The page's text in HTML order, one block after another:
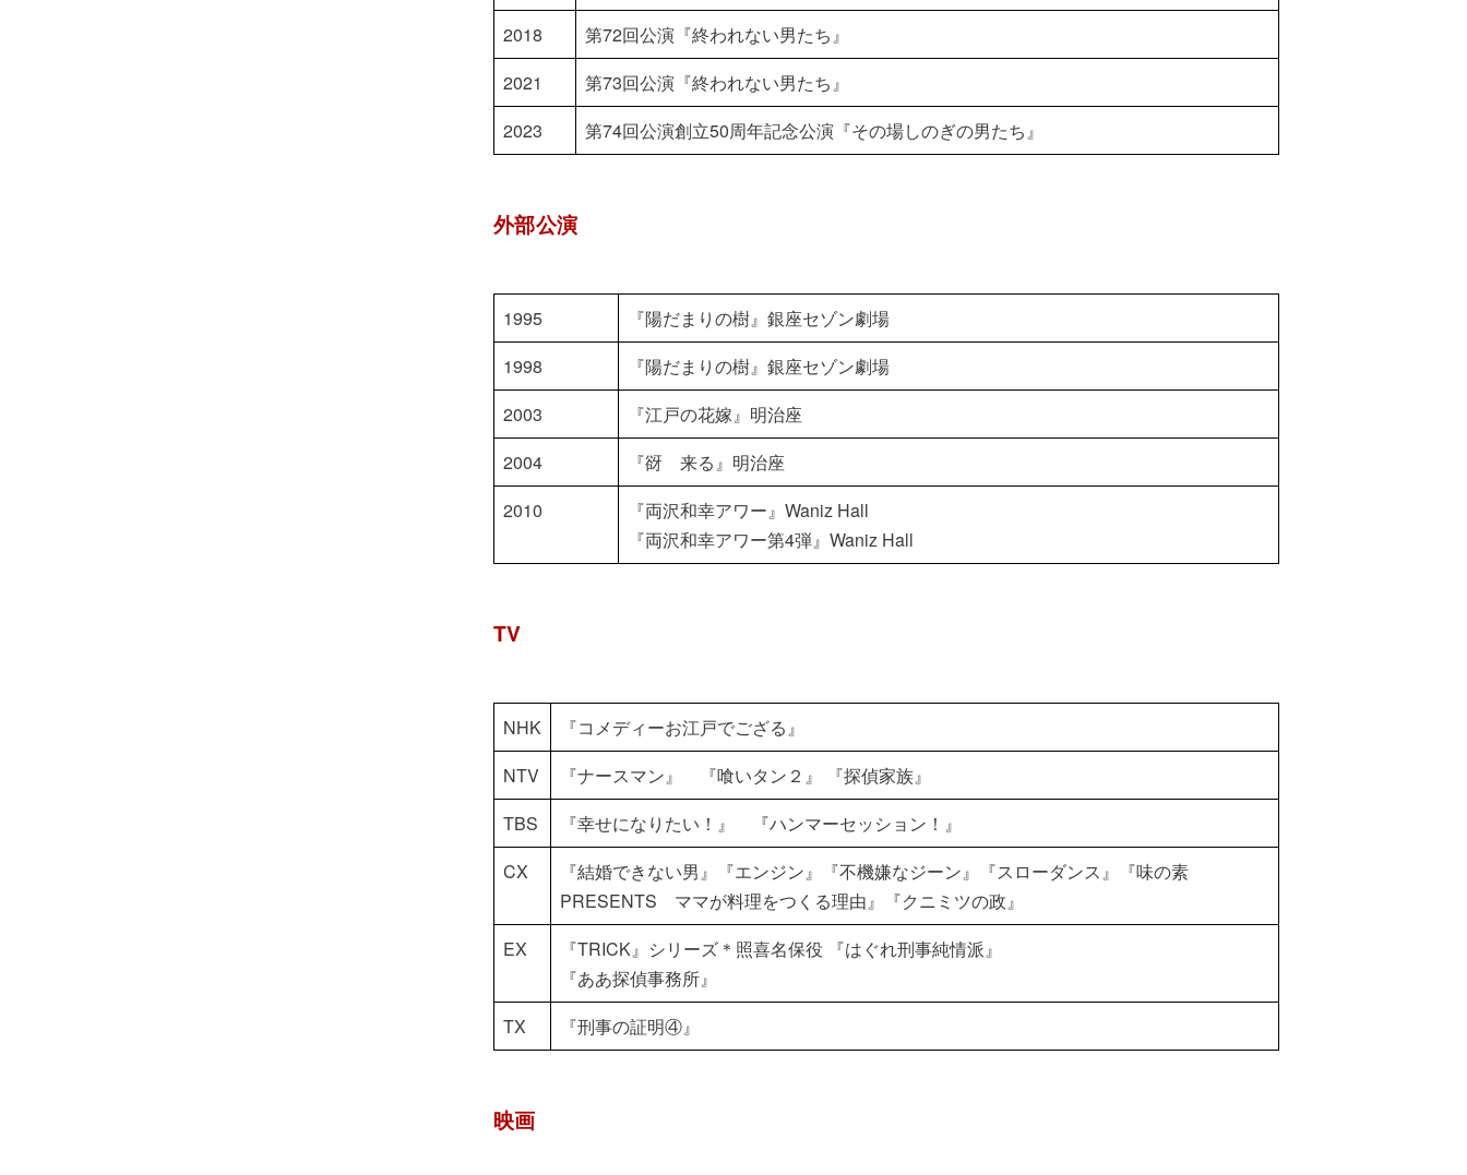
2018
第72回公演『終われない男たち』
2021
第73回公演『終われない男たち』
2023
第74回公演創立50周年記念公演『その場しのぎの男たち』
外部公演
1995
『陽だまりの樹』銀座セゾン劇場
1998
『陽だまりの樹』銀座セゾン劇場
2003
『江戸の花嫁』明治座
2004
『谺 来る』明治座
2010
『両沢和幸アワー』Waniz Hall
『両沢和幸アワー第4弾』Waniz Hall
TV
NHK
『コメディーお江戸でござる』
NTV
『ナースマン』 『喰いタン２』 『探偵家族』
TBS
『幸せになりたい！』 『ハンマーセッション！』
CX
『結婚できない男』『エンジン』『不機嫌なジーン』『スローダンス』『味の素
PRESENTS ママが料理をつくる理由』『クニミツの政』
EX
『TRICK』シリーズ＊照喜名保役 『はぐれ刑事純情派』
『ああ探偵事務所』
TX
『刑事の証明④』
映画